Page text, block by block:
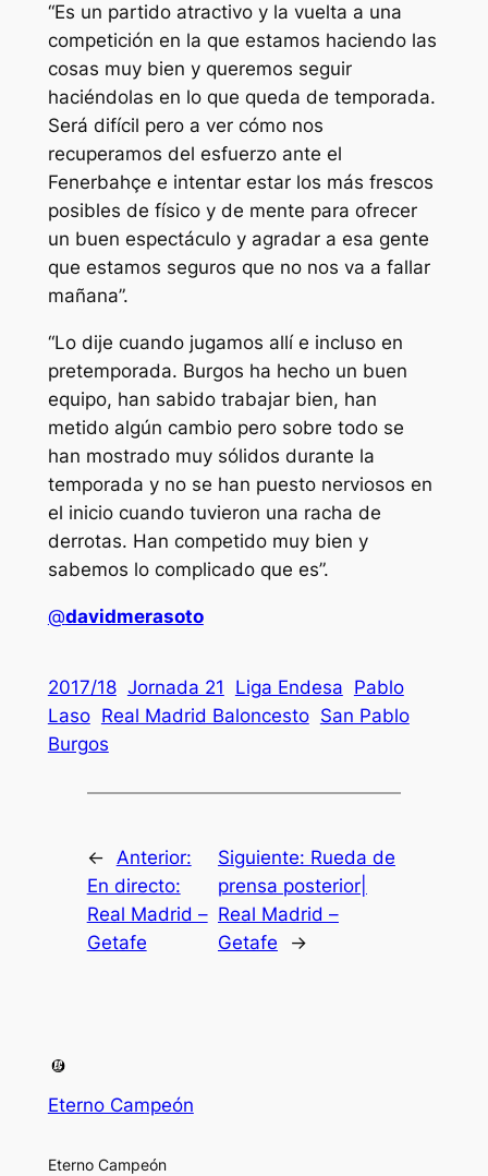
“Es un partido atractivo y la vuelta a una
competición en la que estamos haciendo las
cosas muy bien y queremos seguir
haciéndolas en lo que queda de temporada.
Será difícil pero a ver cómo nos
recuperamos del esfuerzo ante el
Fenerbahçe e intentar estar los más frescos
posibles de físico y de mente para ofrecer
un buen espectáculo y agradar a esa gente
que estamos seguros que no nos va a fallar
mañana”.
“Lo dije cuando jugamos allí e incluso en
pretemporada. Burgos ha hecho un buen
equipo, han sabido trabajar bien, han
metido algún cambio pero sobre todo se
han mostrado muy sólidos durante la
temporada y no se han puesto nerviosos en
el inicio cuando tuvieron una racha de
derrotas. Han competido muy bien y
sabemos lo complicado que es”.
@davidmerasoto
2017/18 Jornada 21 Liga Endesa Pablo
Laso Real Madrid Baloncesto San Pablo
Burgos
←
Anterior:
En directo:
Real Madrid –
Getafe
Siguiente: Rueda de
prensa posterior|
Real Madrid –
Getafe
→
Eterno Campeón
Eterno Campeón